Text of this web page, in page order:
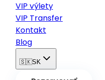
VIP výlety
VIP Transfer
Kontakt
Blog
🇸🇰SK